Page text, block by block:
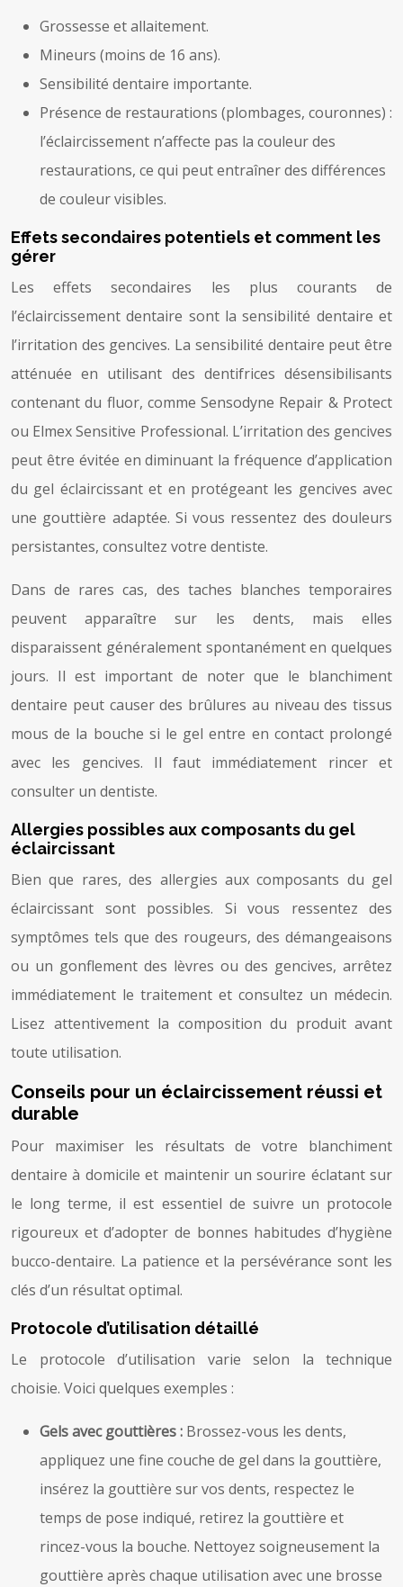
Grossesse et allaitement.
Mineurs (moins de 16 ans).
Sensibilité dentaire importante.
Présence de restaurations (plombages, couronnes) :
l’éclaircissement n’affecte pas la couleur des
restaurations, ce qui peut entraîner des différences
de couleur visibles.
Effets secondaires potentiels et comment les
gérer
Les effets secondaires les plus courants de
l’éclaircissement dentaire sont la sensibilité dentaire et
l’irritation des gencives. La sensibilité dentaire peut être
atténuée en utilisant des dentifrices désensibilisants
contenant du fluor, comme Sensodyne Repair & Protect
ou Elmex Sensitive Professional. L’irritation des gencives
peut être évitée en diminuant la fréquence d’application
du gel éclaircissant et en protégeant les gencives avec
une gouttière adaptée. Si vous ressentez des douleurs
persistantes, consultez votre dentiste.
Dans de rares cas, des taches blanches temporaires
peuvent apparaître sur les dents, mais elles
disparaissent généralement spontanément en quelques
jours. Il est important de noter que le blanchiment
dentaire peut causer des brûlures au niveau des tissus
mous de la bouche si le gel entre en contact prolongé
avec les gencives. Il faut immédiatement rincer et
consulter un dentiste.
Allergies possibles aux composants du gel
éclaircissant
Bien que rares, des allergies aux composants du gel
éclaircissant sont possibles. Si vous ressentez des
symptômes tels que des rougeurs, des démangeaisons
ou un gonflement des lèvres ou des gencives, arrêtez
immédiatement le traitement et consultez un médecin.
Lisez attentivement la composition du produit avant
toute utilisation.
Conseils pour un éclaircissement réussi et
durable
Pour maximiser les résultats de votre blanchiment
dentaire à domicile et maintenir un sourire éclatant sur
le long terme, il est essentiel de suivre un protocole
rigoureux et d’adopter de bonnes habitudes d’hygiène
bucco-dentaire. La patience et la persévérance sont les
clés d’un résultat optimal.
Protocole d’utilisation détaillé
Le protocole d’utilisation varie selon la technique
choisie. Voici quelques exemples :
Gels avec gouttières : Brossez-vous les dents,
appliquez une fine couche de gel dans la gouttière,
insérez la gouttière sur vos dents, respectez le
temps de pose indiqué, retirez la gouttière et
rincez-vous la bouche. Nettoyez soigneusement la
gouttière après chaque utilisation avec une brosse